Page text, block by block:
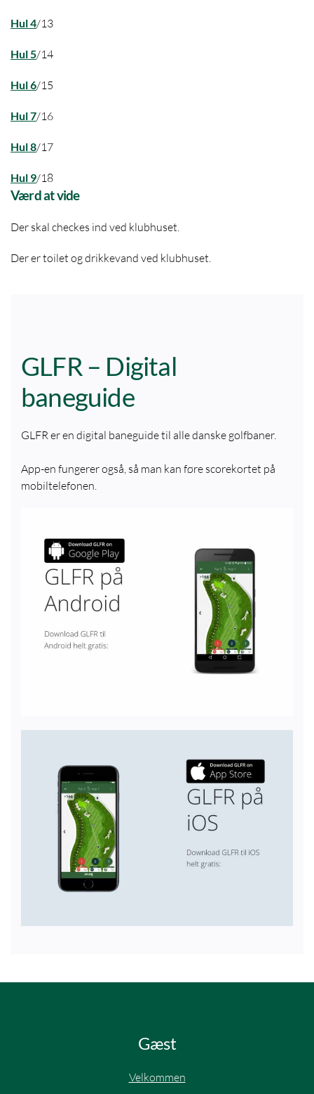
Hul 4/13
Hul 5/14
Hul 6/15
Hul 7/16
Hul 8/17
Hul 9/18
Værd at vide
Der skal checkes ind ved klubhuset.
Der er toilet og drikkevand ved klubhuset.
GLFR – Digital
baneguide
GLFR er en digital baneguide til alle danske golfbaner.
App-en fungerer også, så man kan føre scorekortet på
mobiltelefonen.
Gæst
Velkommen